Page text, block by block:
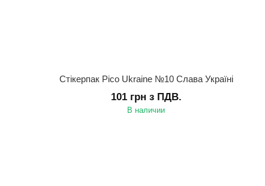
Стікерпак Pico Ukraine №10 Слава Україні
101 грн з ПДВ.
В наличии